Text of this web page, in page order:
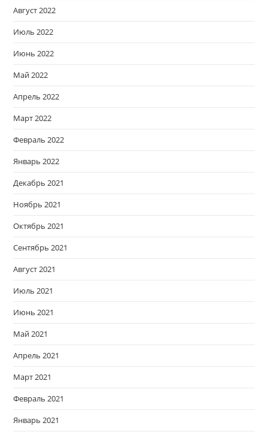
Август 2022
Июль 2022
Июнь 2022
Май 2022
Апрель 2022
Март 2022
Февраль 2022
Январь 2022
Декабрь 2021
Ноябрь 2021
Октябрь 2021
Сентябрь 2021
Август 2021
Июль 2021
Июнь 2021
Май 2021
Апрель 2021
Март 2021
Февраль 2021
Январь 2021